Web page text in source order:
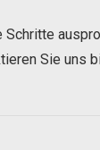
Sie uns